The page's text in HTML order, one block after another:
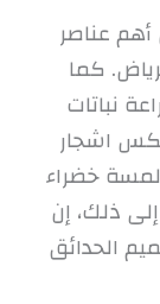
أهم عناصر
كما
نباتات
اشجار
لمسة خضراء
ذلك، إن
الحدائق